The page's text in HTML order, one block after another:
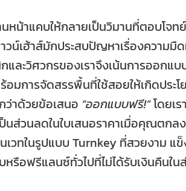
น้าแคบให้กลายเป็นวิมานที่ตอบโจท
วน์เฮ้าส์มักประสบปัญหาเรื่องความมื
ละวิศวกรของเราจึงเน้นการออกแ
มการจัดสรรพื้นที่ใช้สอยให้เกิดประ
ว่าด้วยข้อเสนอ “ออกแบบฟรี!”โดยเร
นส่วนลดในใบเสนอราคาเมื่อคุณตกล
วทในรูปแบบ Turnkey ที่สวยงาม แ
รือฟรีแลนซ์ทั่วไปที่ไม่ได้รับเงินคืนใ